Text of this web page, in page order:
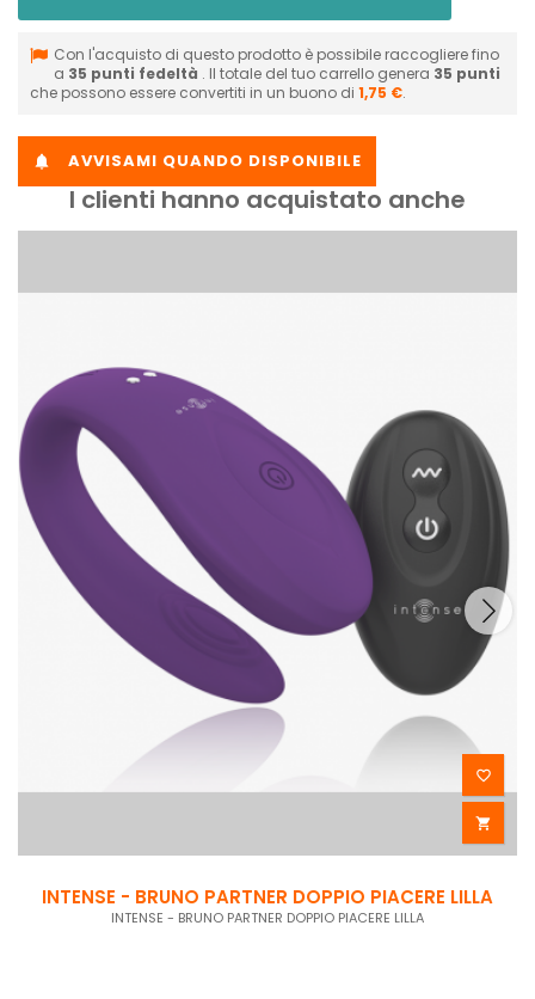
Con l'acquisto di questo prodotto è possibile raccogliere fino
a 35 punti fedeltà . Il totale del tuo carrello genera 35 punti
che possono essere convertiti in un buono di 1,75 €.
 AVVISAMI QUANDO DISPONIBILE
I clienti hanno acquistato anche


INTENSE - BRUNO PARTNER DOPPIO PIACERE LILLA
INTENSE - BRUNO PARTNER DOPPIO PIACERE LILLA